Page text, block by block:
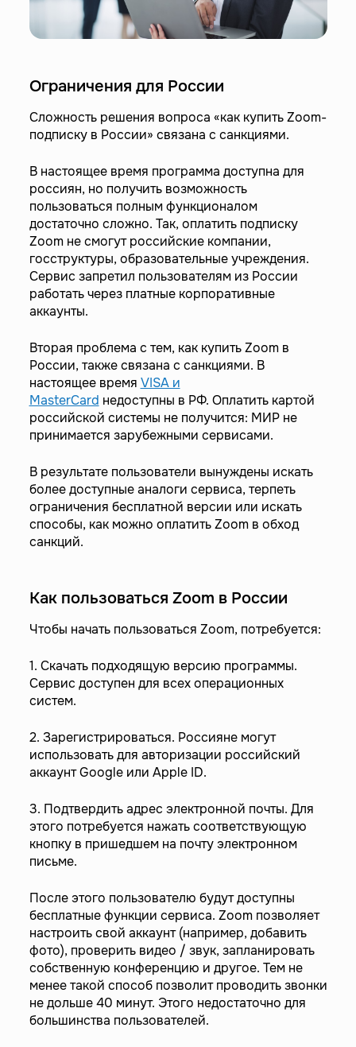
Ограничения для России
Сложность решения вопроса «как купить Zoom-
подписку в России» связана с санкциями.
В настоящее время программа доступна для
россиян, но получить возможность
пользоваться полным функционалом
достаточно сложно. Так, оплатить подписку
Zoom не смогут российские компании,
госструктуры, образовательные учреждения.
Сервис запретил пользователям из России
работать через платные корпоративные
аккаунты.
Вторая проблема с тем, как купить Zoom в
России, также связана с санкциями. В
настоящее время VISA и
MasterCard недоступны в РФ. Оплатить картой
российской системы не получится: МИР не
принимается зарубежными сервисами.
В результате пользователи вынуждены искать
более доступные аналоги сервиса, терпеть
ограничения бесплатной версии или искать
способы, как можно оплатить Zoom в обход
санкций.
Как пользоваться Zoom в России
Чтобы начать пользоваться Zoom, потребуется:
1. Скачать подходящую версию программы.
Сервис доступен для всех операционных
систем.
2. Зарегистрироваться. Россияне могут
использовать для авторизации российский
аккаунт Google или Apple ID.
3. Подтвердить адрес электронной почты. Для
этого потребуется нажать соответствующую
кнопку в пришедшем на почту электронном
письме.
После этого пользователю будут доступны
бесплатные функции сервиса. Zoom позволяет
настроить свой аккаунт (например, добавить
фото), проверить видео / звук, запланировать
собственную конференцию и другое. Тем не
менее такой способ позволит проводить звонки
не дольше 40 минут. Этого недостаточно для
большинства пользователей.